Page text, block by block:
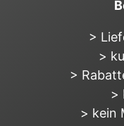
>
>
>
>
> kein